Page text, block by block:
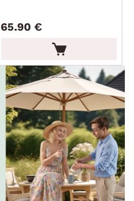
65.90 €